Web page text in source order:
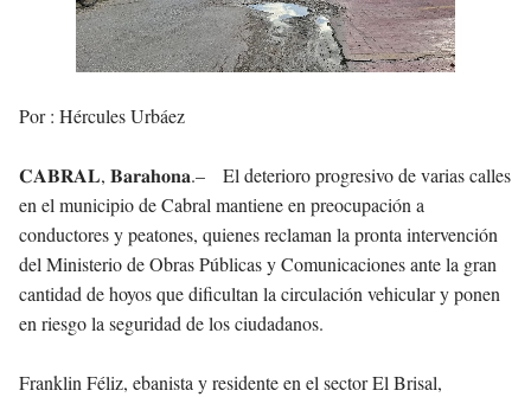
Por : Hércules Urbáez
𝐂𝐀𝐁𝐑𝐀𝐋, 𝐁𝐚𝐫𝐚𝐡𝐨𝐧𝐚.–
El deterioro progresivo de varias calles
en el municipio de Cabral mantiene en preocupación a
conductores y peatones, quienes reclaman la pronta intervención
del Ministerio de Obras Públicas y Comunicaciones ante la gran
cantidad de hoyos que dificultan la circulación vehicular y ponen
en riesgo la seguridad de los ciudadanos.
Franklin Féliz, ebanista y residente en el sector El Brisal,